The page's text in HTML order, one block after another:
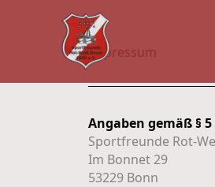
Impressum
Angaben gemäß § 5
Sportfreunde Rot-
Im Bonnet 29
53229 Bonn